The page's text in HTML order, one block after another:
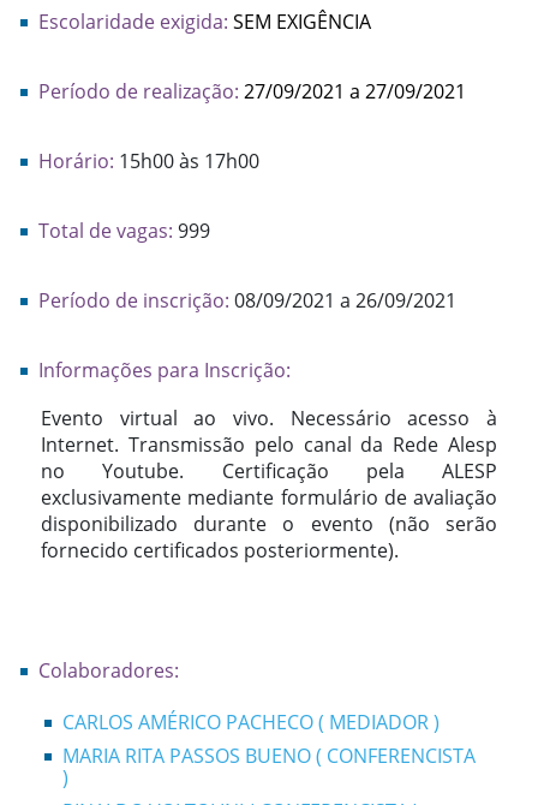
Escolaridade exigida: SEM EXIGÊNCIA
Período de realização: 27/09/2021 a 27/09/2021
Horário: 15h00 às 17h00
Total de vagas: 999
Período de inscrição: 08/09/2021 a 26/09/2021
Informações para Inscrição:
Evento virtual ao vivo. Necessário acesso à
Internet. Transmissão pelo canal da Rede Alesp
no Youtube. Certificação pela ALESP
exclusivamente mediante formulário de avaliação
disponibilizado durante o evento (não serão
fornecido certificados posteriormente).
Colaboradores:
CARLOS AMÉRICO PACHECO ( MEDIADOR )
MARIA RITA PASSOS BUENO ( CONFERENCISTA
)